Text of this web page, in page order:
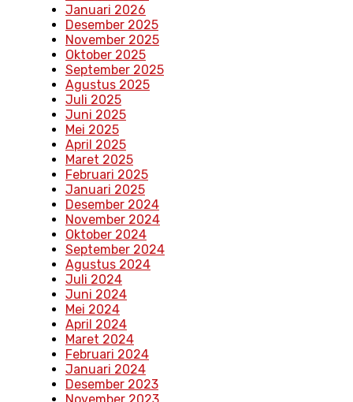
Januari 2026
Desember 2025
November 2025
Oktober 2025
September 2025
Agustus 2025
Juli 2025
Juni 2025
Mei 2025
April 2025
Maret 2025
Februari 2025
Januari 2025
Desember 2024
November 2024
Oktober 2024
September 2024
Agustus 2024
Juli 2024
Juni 2024
Mei 2024
April 2024
Maret 2024
Februari 2024
Januari 2024
Desember 2023
November 2023